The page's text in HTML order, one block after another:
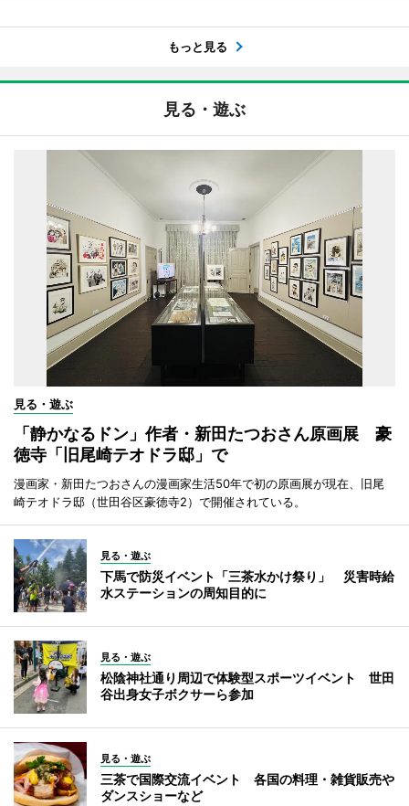
もっと見る
見る・遊ぶ
見る・遊ぶ
「静かなるドン」作者・新田たつおさん原画展 豪
徳寺「旧尾崎テオドラ邸」で
漫画家・新田たつおさんの漫画家生活50年で初の原画展が現在、旧尾
崎テオドラ邸（世田谷区豪徳寺2）で開催されている。
見る・遊ぶ
下馬で防災イベント「三茶水かけ祭り」 災害時給
水ステーションの周知目的に
見る・遊ぶ
松陰神社通り周辺で体験型スポーツイベント 世田
谷出身女子ボクサーら参加
見る・遊ぶ
三茶で国際交流イベント 各国の料理・雑貨販売や
ダンスショーなど